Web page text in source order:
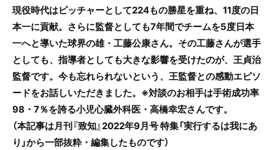
現役時代はピッチャーとして224もの勝星を重ね、11度の日
本一に貢献。さらに監督としても7年間でチームを5度日本
一へと導いた球界の雄・工藤公康さん。その工藤さんが選手
としても、指導者としても大きな影響を受けたのが、王貞治
監督です。今も忘れられないという、王監督との感動エピソ
ードをお話しいただきました。 ※対談のお相手は手術成功率
98・7％を誇る小児心臓外科医・高橋幸宏さんです。
（本記事は月刊『致知』2022年9月号 特集「実行するは我にあ
り」から一部抜粋・編集したものです）